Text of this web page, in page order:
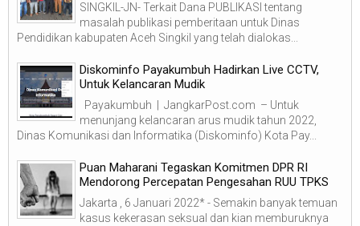
SINGKIL-JN- Terkait Dana PUBLIKASI tentang
masalah publikasi pemberitaan untuk Dinas
Pendidikan kabupaten Aceh Singkil yang telah dialokas...
Diskominfo Payakumbuh Hadirkan Live CCTV,
Untuk Kelancaran Mudik
Payakumbuh | JangkarPost.com – Untuk
menunjang kelancaran arus mudik tahun 2022,
Dinas Komunikasi dan Informatika (Diskominfo) Kota Pay...
Puan Maharani Tegaskan Komitmen DPR RI
Mendorong Percepatan Pengesahan RUU TPKS
Jakarta , 6 Januari 2022* - Semakin banyak temuan
kasus kekerasan seksual dan kian memburuknya